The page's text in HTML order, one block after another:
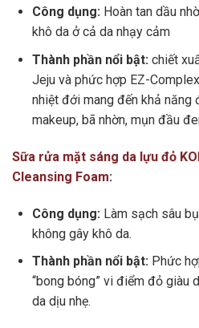
Công dụng: Hoàn tan dầu
khô da ở cả da nhạy cảm
Thành phần nổi bật: chiết
Jeju và phức hợp EZ-
nhiệt đới mang đến khả năng
makeup, bã nhờn, mụn đầu
Sữa rửa mặt sáng da lựu đỏ
Cleansing Foam:
Công dụng: Làm sạch sâu
không gây khô da.
Thành phần nổi bật: Phức
“bong bóng” vi điểm đỏ giàu
da dịu nhẹ.